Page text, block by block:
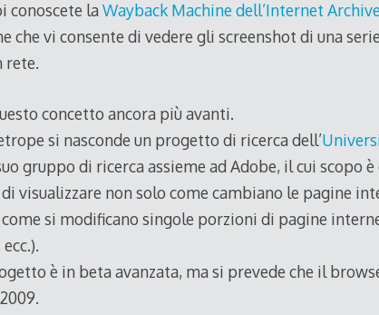
conoscete laWayback Machine dell’Internet
che vi consente di vedere gli screenshot di una
rete.
concetto ancora più avanti.
si nasconde un progetto di ricerca dell’
gruppo di ricerca assieme ad Adobe, il cui scopo
visualizzare non solo come cambiano le pagine
come si modificano singole porzioni di pagine
è in beta avanzata, ma si prevede che il